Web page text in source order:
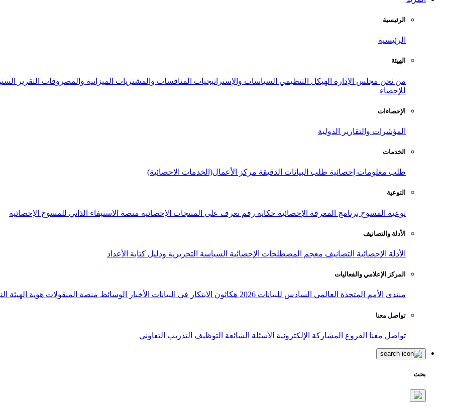
الرئيسية
الرئيسية
الهيئة
من نحن مجلس الإدارة الهيكل التنظيمي السياسات والإستراتيجيات المنافسات والمشتريات الميزانية والمصروفات التقرير
للإحصاء
الإحصاءات
المؤشرات والتقارير الدولية
الخدمات
طلب معلومات إحصائية طلب البيانات الدقيقة مركز الأعمال(الخدمات الاحصائية)
التوعية
توعية المسوح برنامج المعرفة الإحصائية حكاية رقم تعرف على المنتجات الإحصائية منصة الاستيفاء الذاتي للمسوح الإحصائية
الأدلة والتصانيف
الأدلة الإحصائية التصانيف معجم المصطلحات الإحصائية السياسة التحريرية ودليل كتابة الأعداد
المركز الإعلامي والفعاليات
منتدى الأمم المتحدة العالمي السادس للبيانات 2026 هكاثون الابتكار في البيانات الأخبار الوسائط منصة المنقولات هوية الهيئة
تواصل معنا
تواصل معنا الفروع المشاركة الإلكترونية الأسئلة الشائعة التوظيف التدريب التعاوني
بحث